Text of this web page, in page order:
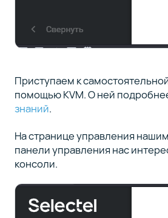
Приступаем к
помощью KVM. О ней
знаний.
На странице управления
панели управления нас
консоли.